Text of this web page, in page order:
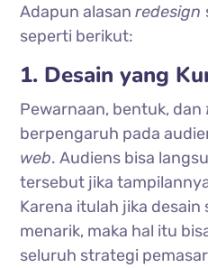
Adapun alasanredesign
seperti berikut:
1. Desain yang
Pewarnaan, bentuk, dan
berpengaruh pada
web. Audiens bisa
tersebut jika
Karena itulah jika
menarik, maka hal itu
seluruh strategi